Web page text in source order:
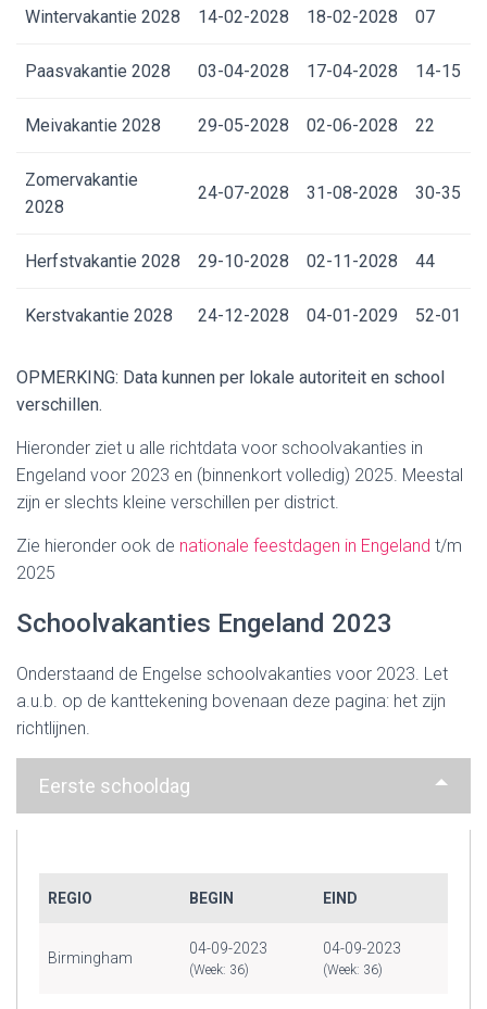
Wintervakantie 2028 14-02-2028 18-02-2028 07
Paasvakantie 2028 03-04-2028 17-04-2028 14-15
Meivakantie 2028 29-05-2028 02-06-2028 22
Zomervakantie
2028
24-07-2028 31-08-2028 30-35
Herfstvakantie 2028 29-10-2028 02-11-2028 44
Kerstvakantie 2028 24-12-2028 04-01-2029 52-01
OPMERKING: Data kunnen per lokale autoriteit en school
verschillen.
Hieronder ziet u alle richtdata voor schoolvakanties in
Engeland voor 2023 en (binnenkort volledig) 2025. Meestal
zijn er slechts kleine verschillen per district.
Zie hieronder ook de nationale feestdagen in Engeland t/m
2025
Schoolvakanties Engeland 2023
Onderstaand de Engelse schoolvakanties voor 2023. Let
a.u.b. op de kanttekening bovenaan deze pagina: het zijn
richtlijnen.
Eerste schooldag
REGIO BEGIN EIND
Birmingham
04-09-2023
(Week: 36)
04-09-2023
(Week: 36)